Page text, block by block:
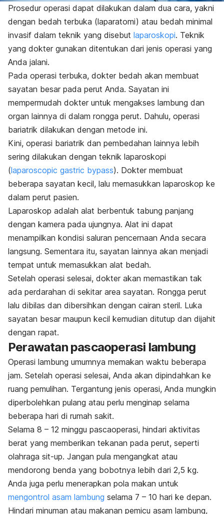
Prosedur operasi dapat dilakukan dalam dua cara, yakni
dengan bedah terbuka (laparatomi) atau bedah minimal
invasif dalam teknik yang disebut laparoskopi. Teknik
yang dokter gunakan ditentukan dari jenis operasi yang
Anda jalani.
Pada operasi terbuka, dokter bedah akan membuat
sayatan besar pada perut Anda. Sayatan ini
mempermudah dokter untuk mengakses lambung dan
organ lainnya di dalam rongga perut. Dahulu, operasi
bariatrik dilakukan dengan metode ini.
Kini, operasi bariatrik dan pembedahan lainnya lebih
sering dilakukan dengan teknik laparoskopi
(laparoscopic gastric bypass). Dokter membuat
beberapa sayatan kecil, lalu memasukkan laparoskop ke
dalam perut pasien.
Laparoskop adalah alat berbentuk tabung panjang
dengan kamera pada ujungnya. Alat ini dapat
menampilkan kondisi saluran pencernaan Anda secara
langsung. Sementara itu, sayatan lainnya akan menjadi
tempat untuk memasukkan alat bedah.
Setelah operasi selesai, dokter akan memastikan tak
ada perdarahan di sekitar area sayatan. Rongga perut
lalu dibilas dan dibersihkan dengan cairan steril. Luka
sayatan besar maupun kecil kemudian ditutup dan dijahit
dengan rapat.
Perawatan pascaoperasi lambung
Operasi lambung umumnya memakan waktu beberapa
jam. Setelah operasi selesai, Anda akan dipindahkan ke
ruang pemulihan. Tergantung jenis operasi, Anda mungkin
diperbolehkan pulang atau perlu menginap selama
beberapa hari di rumah sakit.
Selama 8 – 12 minggu pascaoperasi, hindari aktivitas
berat yang memberikan tekanan pada perut, seperti
olahraga sit-up. Jangan pula mengangkat atau
mendorong benda yang bobotnya lebih dari 2,5 kg.
Anda juga perlu menerapkan pola makan untuk
mengontrol asam lambung selama 7 – 10 hari ke depan.
Hindari minuman atau makanan pemicu asam lambung,